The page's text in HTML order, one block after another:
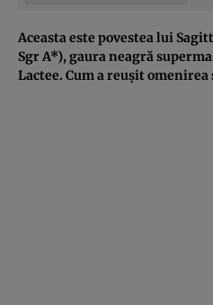
Aceasta este povestea lui
Sgr A*), gaura neagră
Lactee. Cum a reușit omenirea